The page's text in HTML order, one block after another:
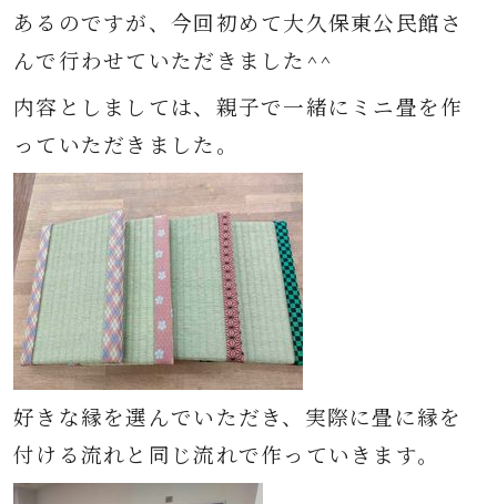
あるのですが、今回初めて大久保東公民館さ
んで行わせていただきました^^
内容としましては、親子で一緒にミニ畳を作
っていただきました。
好きな縁を選んでいただき、実際に畳に縁を
付ける流れと同じ流れで作っていきます。